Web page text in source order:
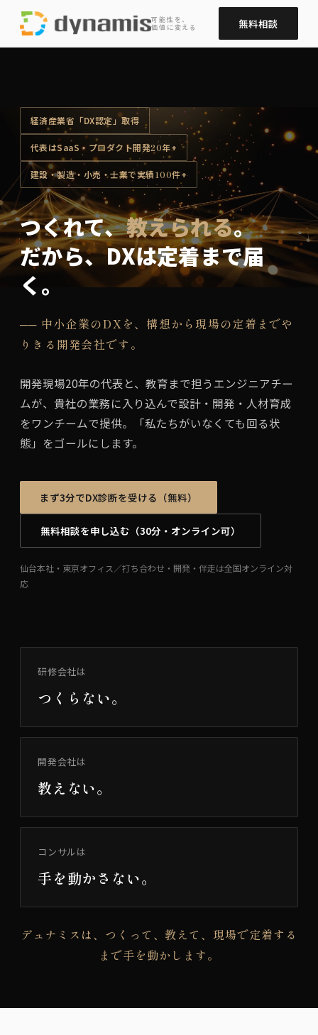
可能性を、
価値に変える
無料相談
経済産業省「DX認定」取得
代表はSaaS・プロダクト開発20年+
建設・製造・小売・士業で実績100件+
つくれて、教えられる。
だから、DXは定着まで届
く。
── 中小企業のDXを、構想から現場の定着までや
りきる開発会社です。
開発現場20年の代表と、教育まで担うエンジニアチー
ムが、貴社の業務に入り込んで設計・開発・人材育成
をワンチームで提供。「私たちがいなくても回る状
態」をゴールにします。
まず3分でDX診断を受ける（無料）
無料相談を申し込む（30分・オンライン可）
仙台本社・東京オフィス／打ち合わせ・開発・伴走は全国オンライン対
応
研修会社は
つくらない。
開発会社は
教えない。
コンサルは
手を動かさない。
デュナミスは、つくって、教えて、現場で定着する
まで手を動かします。